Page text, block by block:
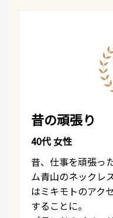
昔の頑張り
40代 女性
昔、仕事を頑張っ
ム青山のネックレ
はミキモトのアク
することに。